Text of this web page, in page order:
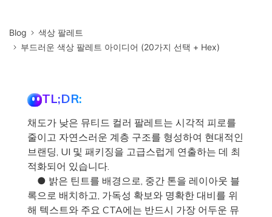
Blog
색상 팔레트
부드러운 색상 팔레트 아이디어 (20가지 선택 + Hex)
TL;DR:
채도가 낮은 뮤티드 컬러 팔레트는 시각적 피로를
줄이고 자연스러운 계층 구조를 형성하여 현대적인
브랜딩, UI 및 패키징을 고급스럽게 연출하는 데 최
적화되어 있습니다.
● 밝은 틴트를 배경으로, 중간 톤을 레이아웃 블
록으로 배치하고, 가독성 확보와 명확한 대비를 위
해 텍스트와 주요 CTA에는 반드시 가장 어두운 뮤